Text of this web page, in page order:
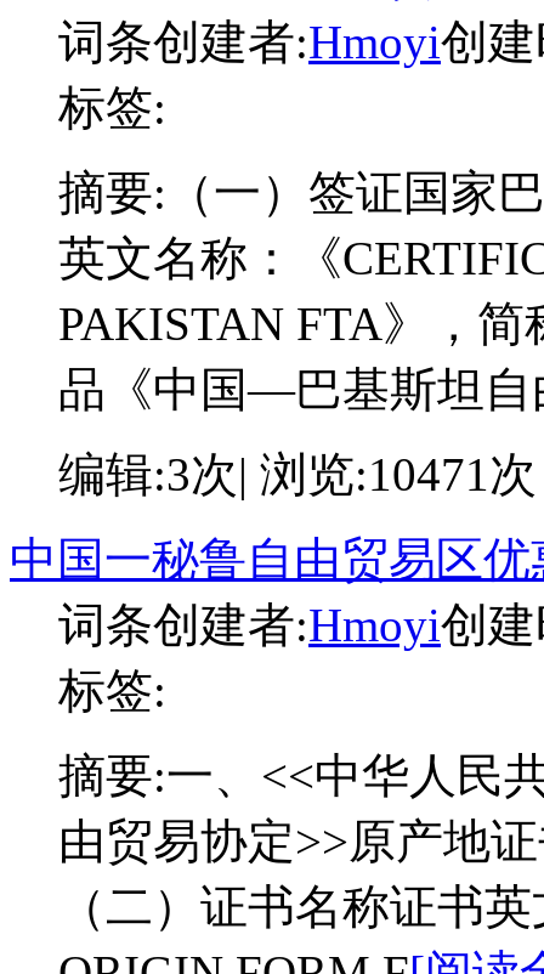
词条创建者:Hmoyi创建
标签:
摘要: （一）签证国家
英文名称：《
PAKISTAN FTA》，
品《中国—巴基斯坦自
编辑:3次| 浏览:10471次
中国一秘鲁自由贸易区
词条创建者:Hmoyi创建
标签:
摘要:一、<<中华人民
由贸易协定>>原产地
（二）证书名称证书